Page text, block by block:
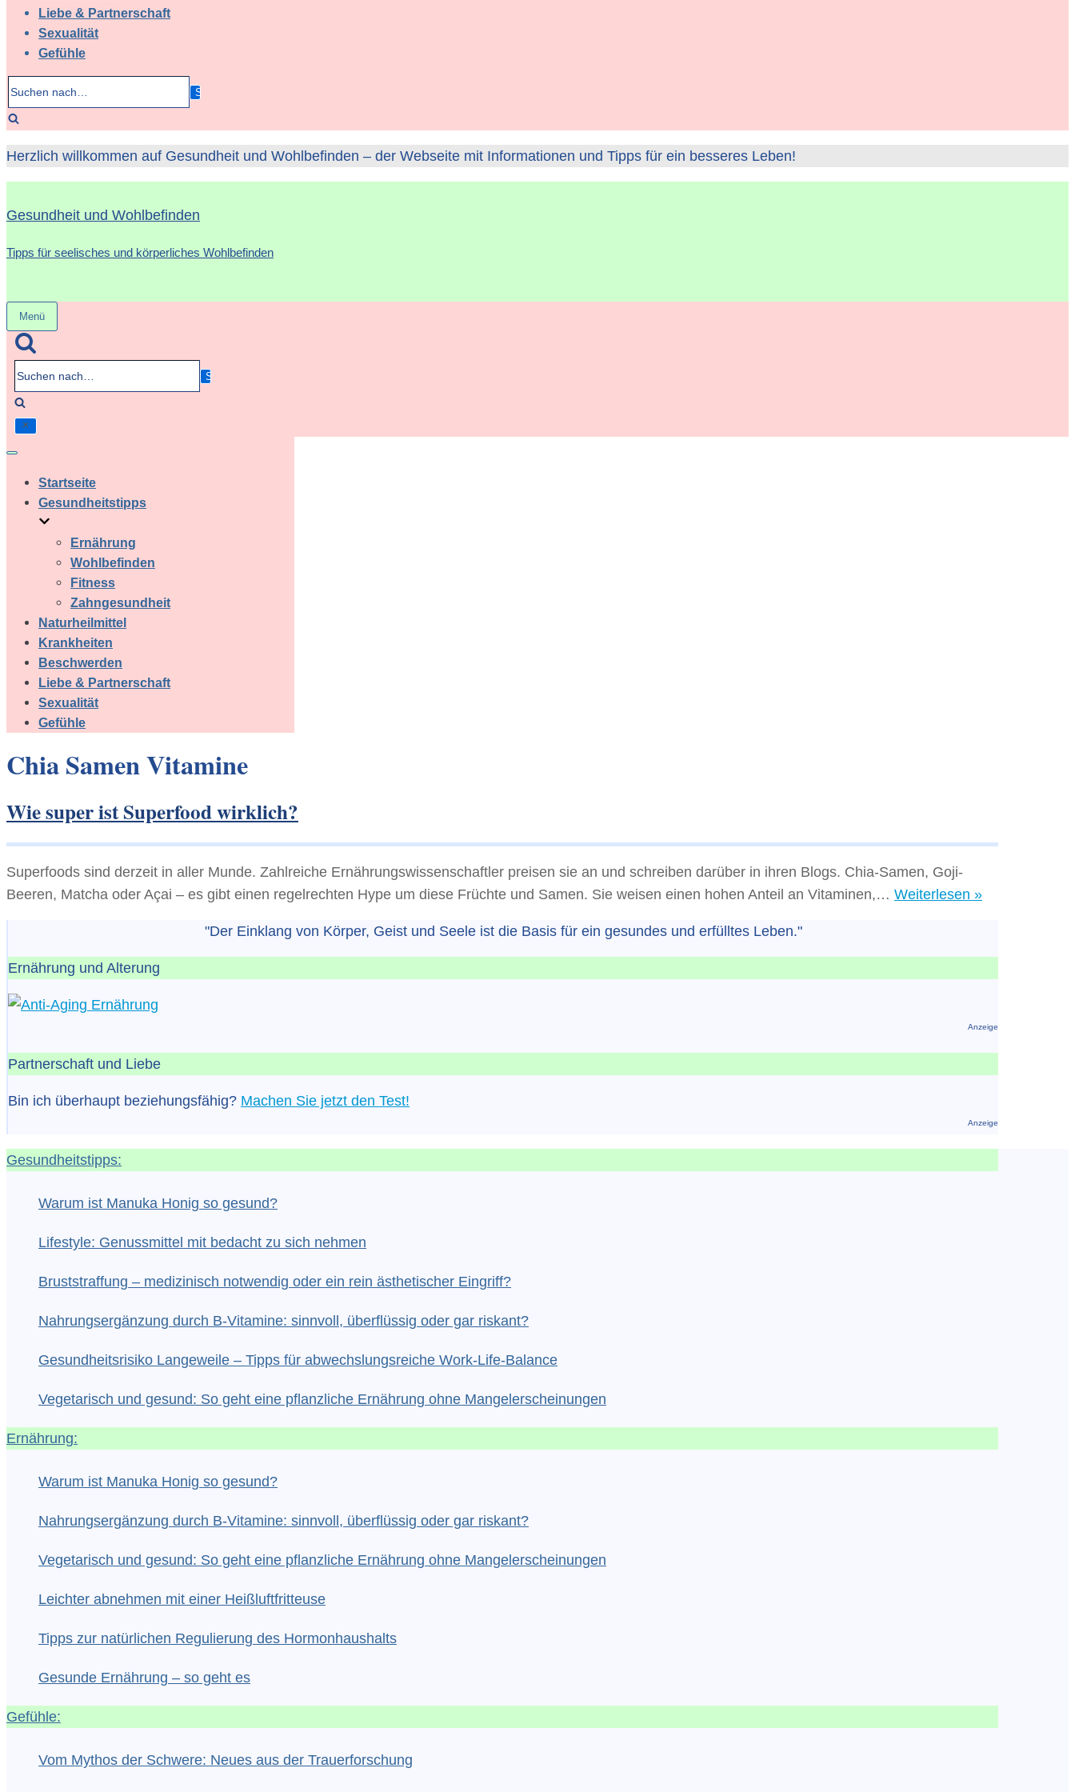
Liebe & Partnerschaft
Sexualität
Gefühle
Suchen
nach…
Herzlich willkommen auf Gesundheit und Wohlbefinden – der Webseite mit Informationen und Tipps für ein besseres Leben!
Gesundheit und Wohlbefinden
Tipps für seelisches und körperliches Wohlbefinden
Menü
Navigation
umschalten
Suchen
nach…
Navigation
Startseite
Gesundheitstipps
Ernährung
Wohlbefinden
Fitness
Zahngesundheit
Naturheilmittel
Krankheiten
Beschwerden
Liebe & Partnerschaft
Sexualität
Gefühle
Chia Samen Vitamine
Wie super ist Superfood wirklich?
Superfoods sind derzeit in aller Munde. Zahlreiche Ernährungswissenschaftler preisen sie an und schreiben darüber in ihren Blogs. Chia-Samen, Goji-
Beeren, Matcha oder Açai – es gibt einen regelrechten Hype um diese Früchte und Samen. Sie weisen einen hohen Anteil an Vitaminen,… Weiterlesen »Wie
Superfood
wirklich?
"Der Einklang von Körper, Geist und Seele ist die Basis für ein gesundes und erfülltes Leben."
Ernährung und Alterung
Anzeige
Partnerschaft und Liebe
Bin ich überhaupt beziehungsfähig? Machen Sie jetzt den Test!
Anzeige
Gesundheitstipps:
Warum ist Manuka Honig so gesund?
Lifestyle: Genussmittel mit bedacht zu sich nehmen
Bruststraffung – medizinisch notwendig oder ein rein ästhetischer Eingriff?
Nahrungsergänzung durch B-Vitamine: sinnvoll, überflüssig oder gar riskant?
Gesundheitsrisiko Langeweile – Tipps für abwechslungsreiche Work-Life-Balance
Vegetarisch und gesund: So geht eine pflanzliche Ernährung ohne Mangelerscheinungen
Ernährung:
Warum ist Manuka Honig so gesund?
Nahrungsergänzung durch B-Vitamine: sinnvoll, überflüssig oder gar riskant?
Vegetarisch und gesund: So geht eine pflanzliche Ernährung ohne Mangelerscheinungen
Leichter abnehmen mit einer Heißluftfritteuse
Tipps zur natürlichen Regulierung des Hormonhaushalts
Gesunde Ernährung – so geht es
Gefühle:
Vom Mythos der Schwere: Neues aus der Trauerforschung